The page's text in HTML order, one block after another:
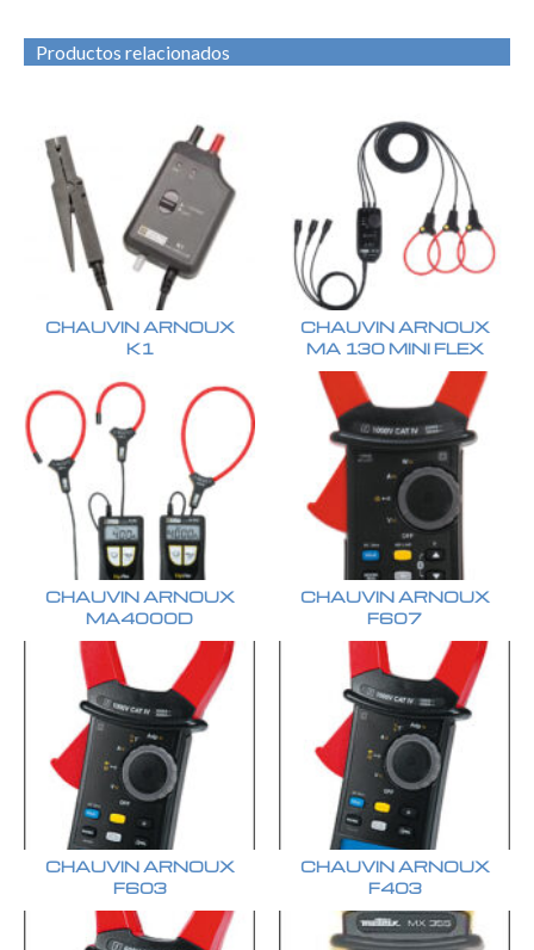
Productos relacionados
CHAUVIN ARNOUX
K1
CHAUVIN ARNOUX
MA 130 MINI FLEX
CHAUVIN ARNOUX
MA4000D
CHAUVIN ARNOUX
F607
CHAUVIN ARNOUX
F603
CHAUVIN ARNOUX
F403